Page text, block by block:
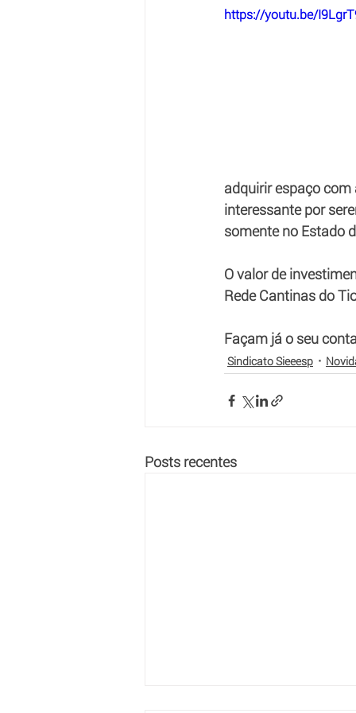
https://youtu.be/
adquirir espaço
interessante por
somente no Estado
O valor de
Rede Cantinas do
Façam já o seu
Sindicato Sieeesp
Posts recentes